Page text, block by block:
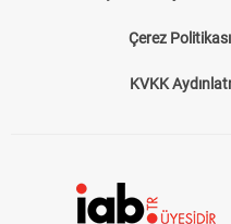
Künye
Çerez Politikası